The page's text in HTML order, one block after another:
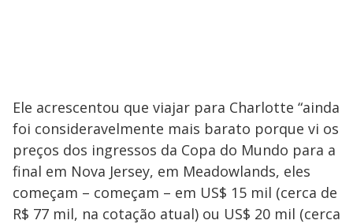
Ele acrescentou que viajar para Charlotte “ainda
foi consideravelmente mais barato porque vi os
preços dos ingressos da Copa do Mundo para a
final em Nova Jersey, em Meadowlands, eles
começam – começam – em US$ 15 mil (cerca de
R$ 77 mil, na cotação atual) ou US$ 20 mil (cerca